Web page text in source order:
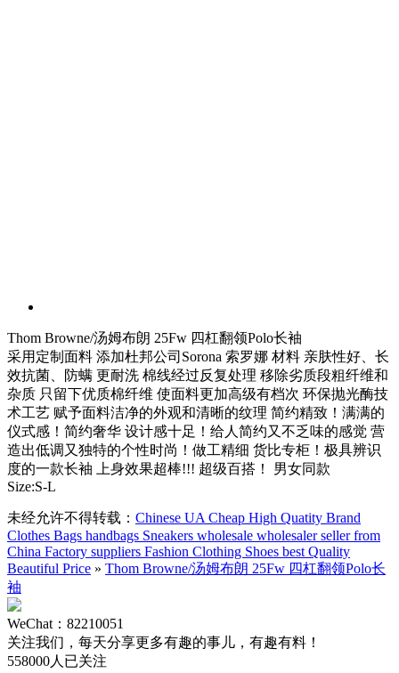
Thom Browne/汤姆布朗 25Fw 四杠翻领Polo长袖
采用定制面料 添加杜邦公司Sorona 索罗娜 材料 亲肤性好、长
效抗菌、防螨 更耐洗 棉线经过反复处理 移除劣质段粗纤维和
杂质 只留下优质棉纤维 使面料更加高级有档次 环保抛光酶技
术工艺 赋予面料洁净的外观和清晰的纹理 简约精致！满满的
仪式感！简约奢华 设计感十足！给人简约又不乏味的感觉 营
造出低调又独特的个性时尚！做工精细 货比专柜！极具辨识
度的一款长袖 上身效果超棒!!! 超级百搭！ 男女同款
Size:S-L
未经允许不得转载： Chinese UA Cheap High Quatity Brand
Clothes Bags handbags Sneakers wholesale wholesaler seller from
China Factory suppliers Fashion Clothing Shoes best Quality
Beautiful Price » Thom Browne/汤姆布朗 25Fw 四杠翻领Polo长
袖
WeChat：82210051
关注我们，每天分享更多有趣的事儿，有趣有料！
558000人已关注